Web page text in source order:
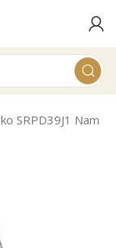
SRPD39J1 Nam